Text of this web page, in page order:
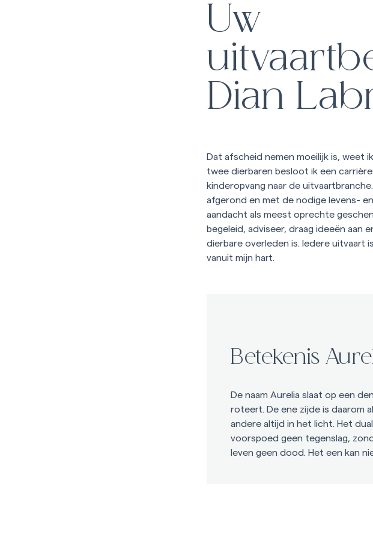
Uw
Dian
Dat afscheid nemen moeilijk is, weet
twee dierbaren besloot ik een
kinderopvang naar de
afgerond en met de nodige levens-
aandacht als meest oprechte
begeleid, adviseer, draag ideeën aan
dierbare overleden is. Iedere uitvaart
vanuit mijn hart.
Betekenis
De naam Aurelia slaat op een
roteert. De ene zijde is daarom
andere altijd in het licht. Het
voorspoed geen tegenslag,
leven geen dood. Het een kan